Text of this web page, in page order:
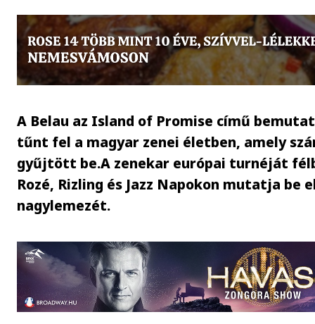
A Belau az Island of Promise című
tűnt fel a magyar zenei életben, amely
gyűjtött be.A zenekar európai turnéját
Rozé, Rizling és Jazz Napokon mutatja be
nagylemezét.